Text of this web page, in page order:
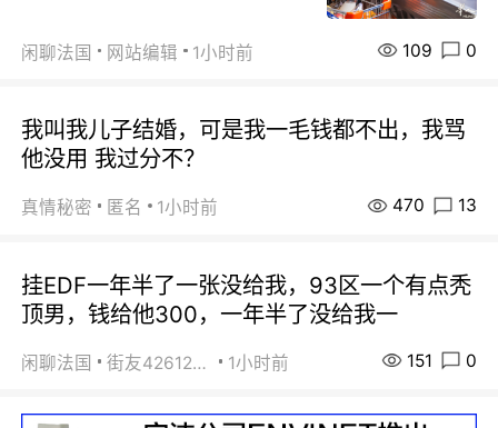
闲聊法国 网站编辑 1小时前 109 0
我叫我儿子结婚，可是我一毛钱都不出，我骂
他没用 我过分不？
真情秘密 匿名 1小时前 470 13
挂EDF一年半了一张没给我，93区一个有点秃
顶男，钱给他300，一年半了没给我一
闲聊法国 街友42612092 1小时前 151 0